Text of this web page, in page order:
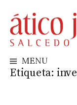
to
content
MENU
Etiqueta: